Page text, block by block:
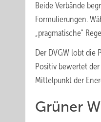
Beide Verbände
Formulierungen.
„pragmatische"
Der DVGW lobt die
Positiv bewertet
Mittelpunkt der
Grüner